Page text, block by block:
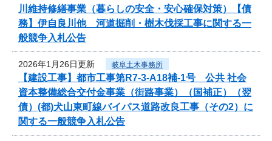
川維持修繕事業（暮らしの安全・安心確保対策）【債
務】伊自良川他 河道掘削・樹木伐採工事に関する一
般競争入札公告
2026年1月26日更新 岐阜土木事務所
【建設工事】都市工事第R7-3-A18補-1号 公共 社会
資本整備総合交付金事業（街路事業）（国補正）（翌
債）(都)犬山東町線バイパス道路改良工事（その2）に
関する一般競争入札公告